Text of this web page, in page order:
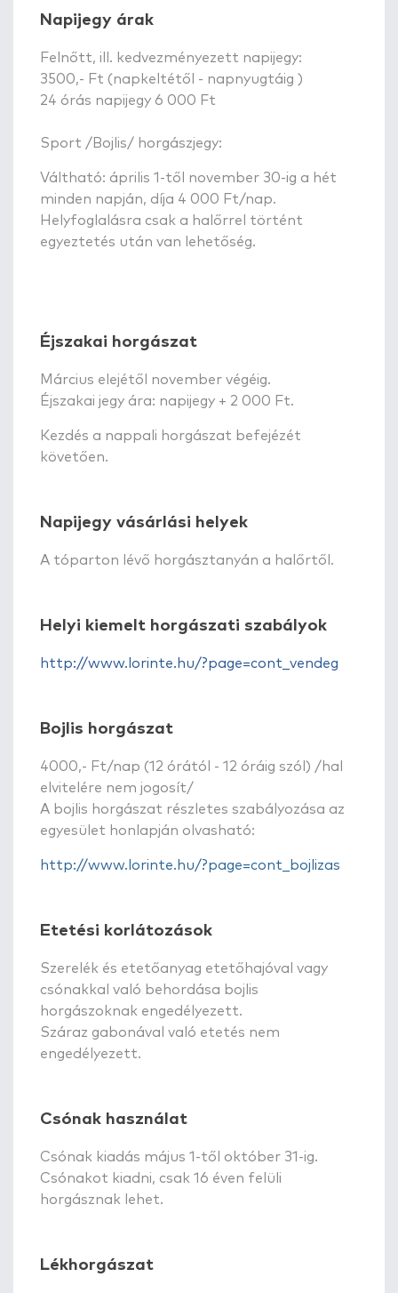
Napijegy árak
Felnőtt, ill. kedvezményezett napijegy:
3500,- Ft (napkeltétől - napnyugtáig )
24 órás napijegy 6 000 Ft
Sport /Bojlis/ horgászjegy:
Váltható: április 1-től november 30-ig a hét
minden napján, díja 4 000 Ft/nap.
Helyfoglalásra csak a halőrrel történt
egyeztetés után van lehetőség.
Éjszakai horgászat
Március elejétől november végéig.
Éjszakai jegy ára: napijegy + 2 000 Ft.
Kezdés a nappali horgászat befejézét
követően.
Napijegy vásárlási helyek
A tóparton lévő horgásztanyán a halőrtől.
Helyi kiemelt horgászati szabályok
http://www.lorinte.hu/?page=cont_vendeg
Bojlis horgászat
4000,- Ft/nap (12 órától - 12 óráig szól) /hal
elvitelére nem jogosít/
A bojlis horgászat részletes szabályozása az
egyesület honlapján olvasható:
http://www.lorinte.hu/?page=cont_bojlizas
Etetési korlátozások
Szerelék és etetőanyag etetőhajóval vagy
csónakkal való behordása bojlis
horgászoknak engedélyezett.
Száraz gabonával való etetés nem
engedélyezett.
Csónak használat
Csónak kiadás május 1-től október 31-ig.
Csónakot kiadni, csak 16 éven felüli
horgásznak lehet.
Lékhorgászat